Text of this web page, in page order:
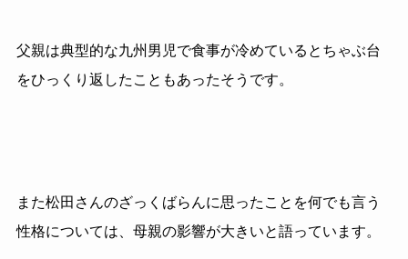
父親は典型的な九州男児で食事が冷めているとちゃぶ台
をひっくり返したこともあったそうです。
また松田さんのざっくばらんに思ったことを何でも言う
性格については、母親の影響が大きいと語っています。